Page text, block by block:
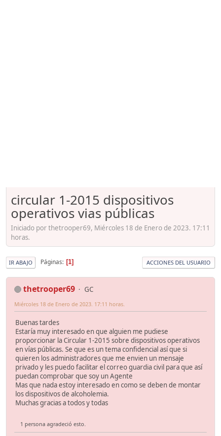
circular 1-2015 dispositivos
operativos vias públicas
Iniciado por thetrooper69, Miércoles 18 de Enero de 2023. 17:11
horas.
IR ABAJO Páginas 1 ACCIONES DEL USUARIO
thetrooper69 GC
Miércoles 18 de Enero de 2023. 17:11 horas.
Buenas tardes
Estaría muy interesado en que alguien me pudiese
proporcionar la Circular 1-2015 sobre dispositivos operativos
en vías públicas. Se que es un tema confidencial así que si
quieren los administradores que me envien un mensaje
privado y les puedo facilitar el correo guardia civil para que así
puedan comprobar que soy un Agente
Mas que nada estoy interesado en como se deben de montar
los dispositivos de alcoholemia.
Muchas gracias a todos y todas
1 persona agradeció esto.